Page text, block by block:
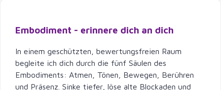
Embodiment - erinnere dich an dich
In einem geschützten, bewertungsfreien Raum
begleite ich dich durch die fünf Säulen des
Embodiments: Atmen, Tönen, Bewegen, Berühren
und Präsenz. Sinke tiefer, löse alte Blockaden und